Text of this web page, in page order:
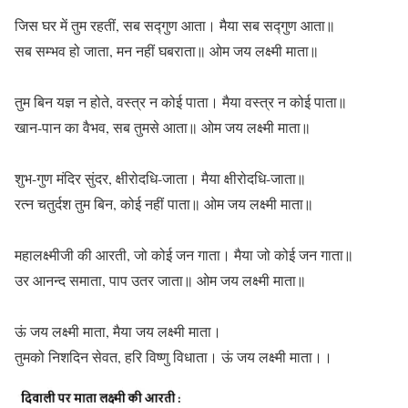
जिस घर में तुम रहतीं, सब सद्गुण आता। मैया सब सद्गुण आता॥
सब सम्भव हो जाता, मन नहीं घबराता॥ ओम जय लक्ष्मी माता॥
तुम बिन यज्ञ न होते, वस्त्र न कोई पाता। मैया वस्त्र न कोई पाता॥
खान-पान का वैभव, सब तुमसे आता॥ ओम जय लक्ष्मी माता॥
शुभ-गुण मंदिर सुंदर, क्षीरोदधि-जाता। मैया क्षीरोदधि-जाता॥
रत्न चतुर्दश तुम बिन, कोई नहीं पाता॥ ओम जय लक्ष्मी माता॥
महालक्ष्मीजी की आरती, जो कोई जन गाता। मैया जो कोई जन गाता॥
उर आनन्द समाता, पाप उतर जाता॥ ओम जय लक्ष्मी माता॥
ऊं जय लक्ष्मी माता, मैया जय लक्ष्मी माता।
तुमको निशदिन सेवत, हरि विष्णु विधाता। ऊं जय लक्ष्मी माता।।